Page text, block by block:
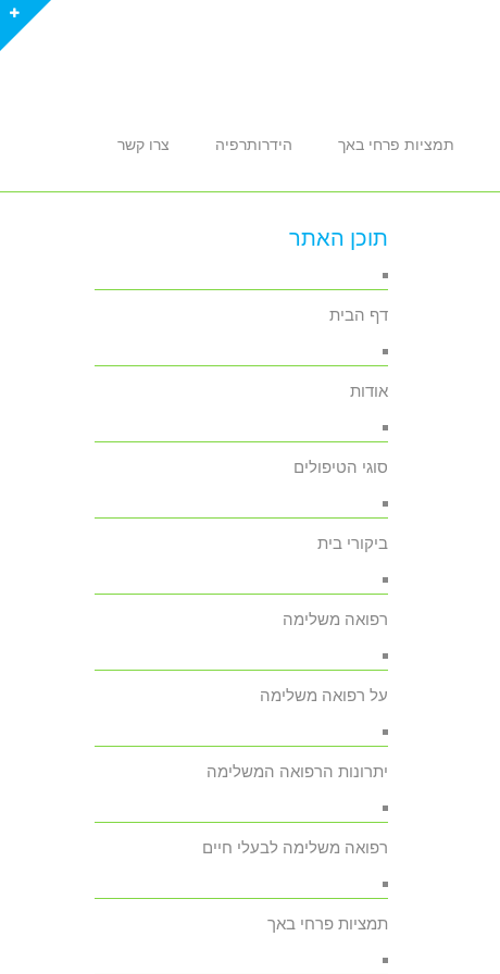
תמציות פרחי באך הידרותרפיה צרו קשר
תוכן האתר
דף הבית
אודות
סוגי הטיפולים
ביקורי בית
רפואה משלימה
על רפואה משלימה
יתרונות הרפואה המשלימה
רפואה משלימה לבעלי חיים
תמציות פרחי באך